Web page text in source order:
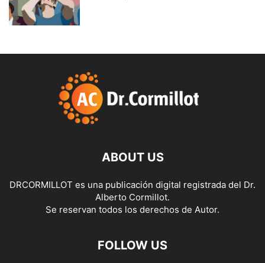
ABOUT US
DRCORMILLOT es una publicación digital registrada del Dr.
Alberto Cormillot.
Se reservan todos los derechos de Autor.
FOLLOW US